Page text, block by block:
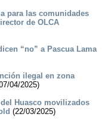
para las comunidades
de OLCA
“no” a Pascua Lama
ilegal en zona
04/2025)
Huasco movilizados
(22/03/2025)